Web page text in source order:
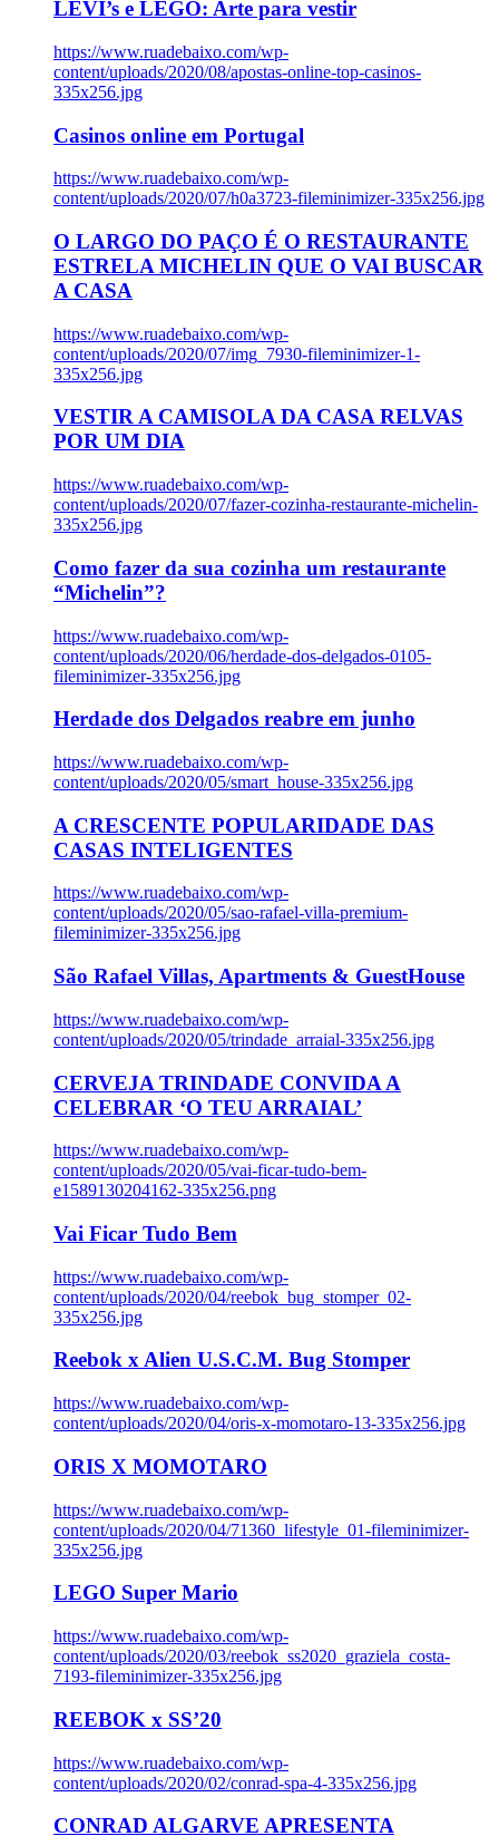
LEVI’s e LEGO: Arte para vestir
https://www.ruadebaixo.com/wp-
content/uploads/2020/08/apostas-online-top-casinos-
335x256.jpg
Casinos online em Portugal
https://www.ruadebaixo.com/wp-
content/uploads/2020/07/h0a3723-fileminimizer-335x256.jpg
O LARGO DO PAÇO É O RESTAURANTE
ESTRELA MICHELIN QUE O VAI BUSCAR
A CASA
https://www.ruadebaixo.com/wp-
content/uploads/2020/07/img_7930-fileminimizer-1-
335x256.jpg
VESTIR A CAMISOLA DA CASA RELVAS
POR UM DIA
https://www.ruadebaixo.com/wp-
content/uploads/2020/07/fazer-cozinha-restaurante-michelin-
335x256.jpg
Como fazer da sua cozinha um restaurante
“Michelin”?
https://www.ruadebaixo.com/wp-
content/uploads/2020/06/herdade-dos-delgados-0105-
fileminimizer-335x256.jpg
Herdade dos Delgados reabre em junho
https://www.ruadebaixo.com/wp-
content/uploads/2020/05/smart_house-335x256.jpg
A CRESCENTE POPULARIDADE DAS
CASAS INTELIGENTES
https://www.ruadebaixo.com/wp-
content/uploads/2020/05/sao-rafael-villa-premium-
fileminimizer-335x256.jpg
São Rafael Villas, Apartments & GuestHouse
https://www.ruadebaixo.com/wp-
content/uploads/2020/05/trindade_arraial-335x256.jpg
CERVEJA TRINDADE CONVIDA A
CELEBRAR ‘O TEU ARRAIAL’
https://www.ruadebaixo.com/wp-
content/uploads/2020/05/vai-ficar-tudo-bem-
e1589130204162-335x256.png
Vai Ficar Tudo Bem
https://www.ruadebaixo.com/wp-
content/uploads/2020/04/reebok_bug_stomper_02-
335x256.jpg
Reebok x Alien U.S.C.M. Bug Stomper
https://www.ruadebaixo.com/wp-
content/uploads/2020/04/oris-x-momotaro-13-335x256.jpg
ORIS X MOMOTARO
https://www.ruadebaixo.com/wp-
content/uploads/2020/04/71360_lifestyle_01-fileminimizer-
335x256.jpg
LEGO Super Mario
https://www.ruadebaixo.com/wp-
content/uploads/2020/03/reebok_ss2020_graziela_costa-
7193-fileminimizer-335x256.jpg
REEBOK x SS’20
https://www.ruadebaixo.com/wp-
content/uploads/2020/02/conrad-spa-4-335x256.jpg
CONRAD ALGARVE APRESENTA